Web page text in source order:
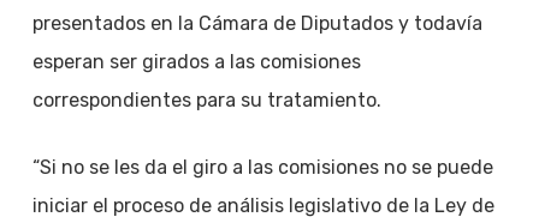
presentados en la Cámara de Diputados y todavía
esperan ser girados a las comisiones
correspondientes para su tratamiento.
“Si no se les da el giro a las comisiones no se puede
iniciar el proceso de análisis legislativo de la Ley de